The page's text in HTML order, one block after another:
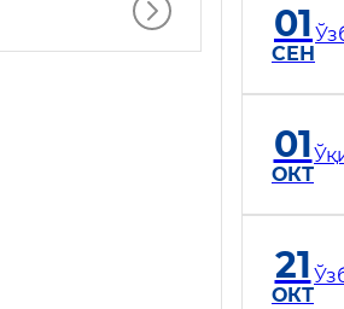
01
СЕН
01
ОКТ
21
ОКТ